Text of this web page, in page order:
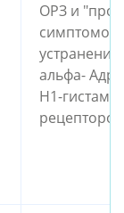
ОРЗ и
симптомов
альфа-
Н1-